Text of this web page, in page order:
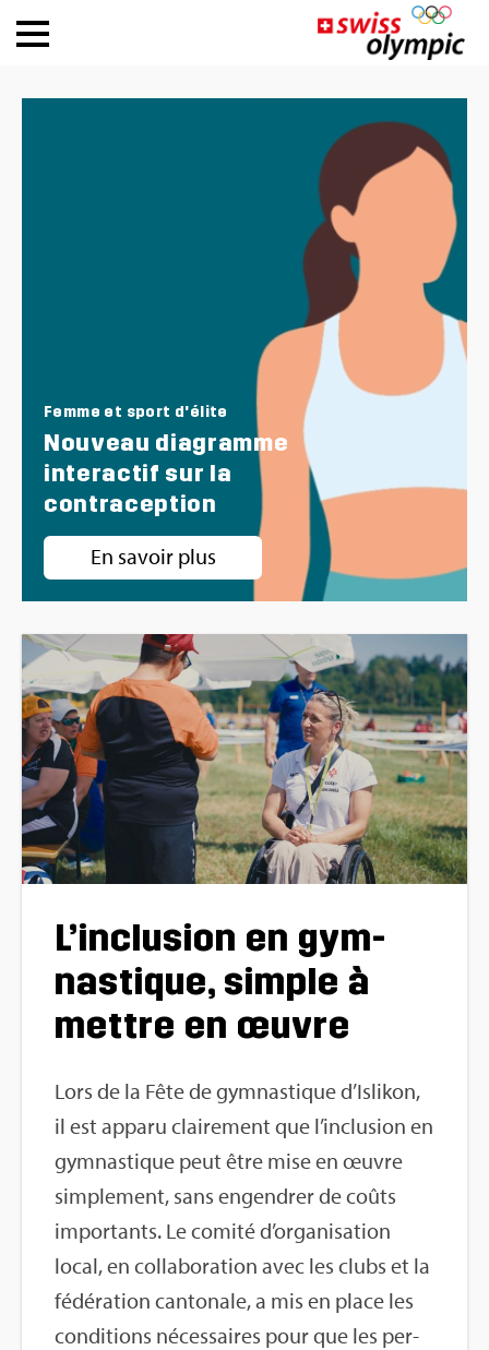
Fédé­ra­tions
Outils
DE | FR
Femme et sport d'élite
Nou­veau dia­gramme
inter­ac­tif sur la
contra­cep­tion
En savoir plus
L’in­clu­sion en gym­
nas­tique, simple à
mettre en œuvre
Lors de la Fête de gym­nas­tique d’Is­li­kon,
il est apparu clai­re­ment que l’in­clu­sion en
gym­nas­tique peut être mise en œuvre
sim­ple­ment, sans engen­drer de coûts
impor­tants. Le comité d’or­ga­ni­sa­tion
local, en col­la­bo­ra­tion avec les clubs et la
fédé­ra­tion can­to­nale, a mis en place les
condi­tions néces­saires pour que les per­